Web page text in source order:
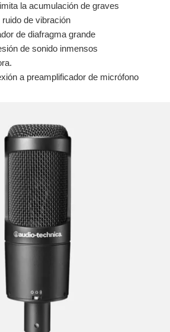
la acumulación de graves
de vibración
de diafragma grande
de sonido inmensos
a preamplificador de micrófono